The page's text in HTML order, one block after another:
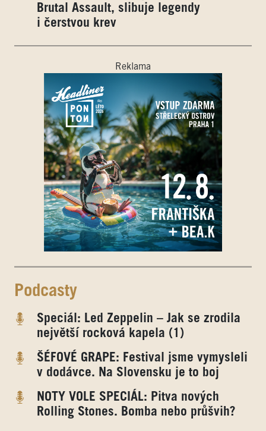
Brutal Assault, slibuje legendy
i čerstvou krev
Reklama
Podcasty
Speciál: Led Zeppelin – Jak se zrodila
největší rocková kapela (1)
ŠÉFOVÉ GRAPE: Festival jsme vymysleli
v dodávce. Na Slovensku je to boj
NOTY VOLE SPECIÁL: Pitva nových
Rolling Stones. Bomba nebo průšvih?